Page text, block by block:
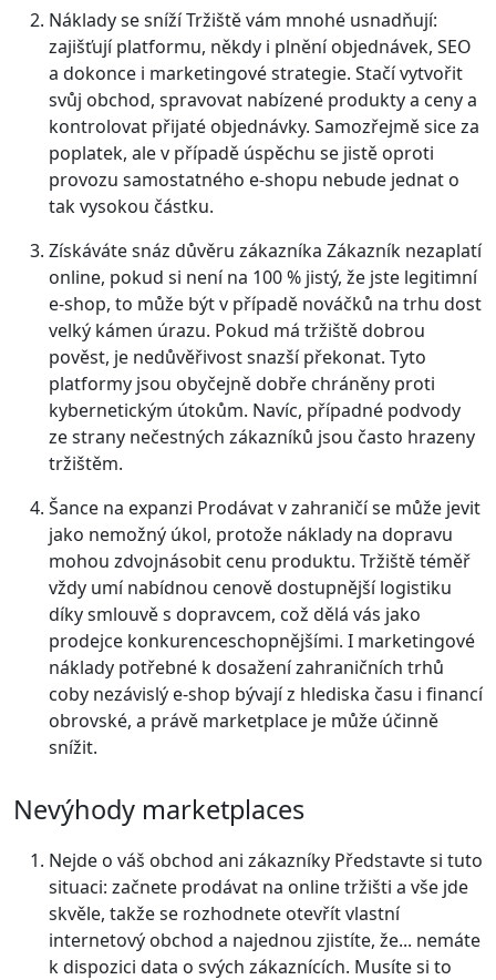
Náklady se snížíTržiště vám mnohé usnadňují:
zajišťují platformu, někdy i plnění objednávek, SEO
a dokonce i marketingové strategie. Stačí vytvořit
svůj obchod, spravovat nabízené produkty a ceny a
kontrolovat přijaté objednávky. Samozřejmě sice za
poplatek, ale v případě úspěchu se jistě oproti
provozu samostatného e-shopu nebude jednat o
tak vysokou částku.
Získáváte snáz důvěru zákazníka Zákazník nezaplatí
online, pokud si není na 100 % jistý, že jste legitimní
e-shop, to může být v případě nováčků na trhu dost
velký kámen úrazu. Pokud má tržiště dobrou
pověst, je nedůvěřivost snazší překonat. Tyto
platformy jsou obyčejně dobře chráněny proti
kybernetickým útokům. Navíc, případné podvody
ze strany nečestných zákazníků jsou často hrazeny
tržištěm.
Šance na expanzi Prodávat v zahraničí se může jevit
jako nemožný úkol, protože náklady na dopravu
mohou zdvojnásobit cenu produktu. Tržiště téměř
vždy umí nabídnou cenově dostupnější logistiku
díky smlouvě s dopravcem, což dělá vás jako
prodejce konkurenceschopnějšími. I marketingové
náklady potřebné k dosažení zahraničních trhů
coby nezávislý e-shop bývají z hlediska času i financí
obrovské, a právě marketplace je může účinně
snížit.
Nevýhody marketplaces
Nejde o váš obchod ani zákazníky Představte si tuto
situaci: začnete prodávat na online tržišti a vše jde
skvěle, takže se rozhodnete otevřít vlastní
internetový obchod a najednou zjistíte, že... nemáte
k dispozici data o svých zákaznících. Musíte si to